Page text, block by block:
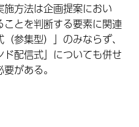
方法は企画提案におい
とを判断する要素に関連
参集型）」のみならず、
配信式」についても併せ
がある。